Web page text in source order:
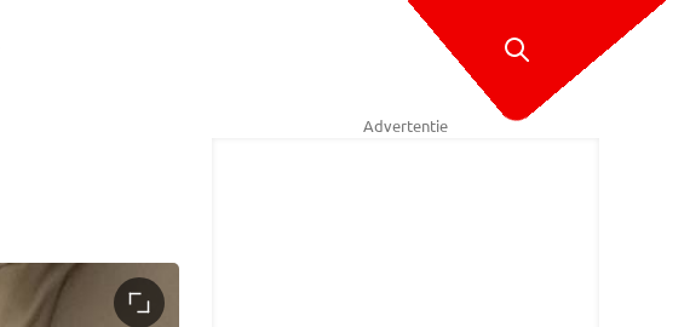
Advertentie